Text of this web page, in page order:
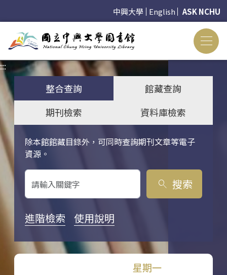
中興大學 English ASK NCHU
:::
整合查詢
館藏查詢
期刊檢索
資料庫檢索
除本館館藏目錄外，可同時查詢期刊文章等電子
資源。
關鍵字搜尋
search 搜索
進階檢索 使用說明
星期一